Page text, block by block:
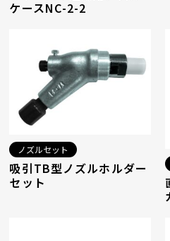
ケースNC-2-2
ノズルセット
吸引TB型ノズルホルダー
セット